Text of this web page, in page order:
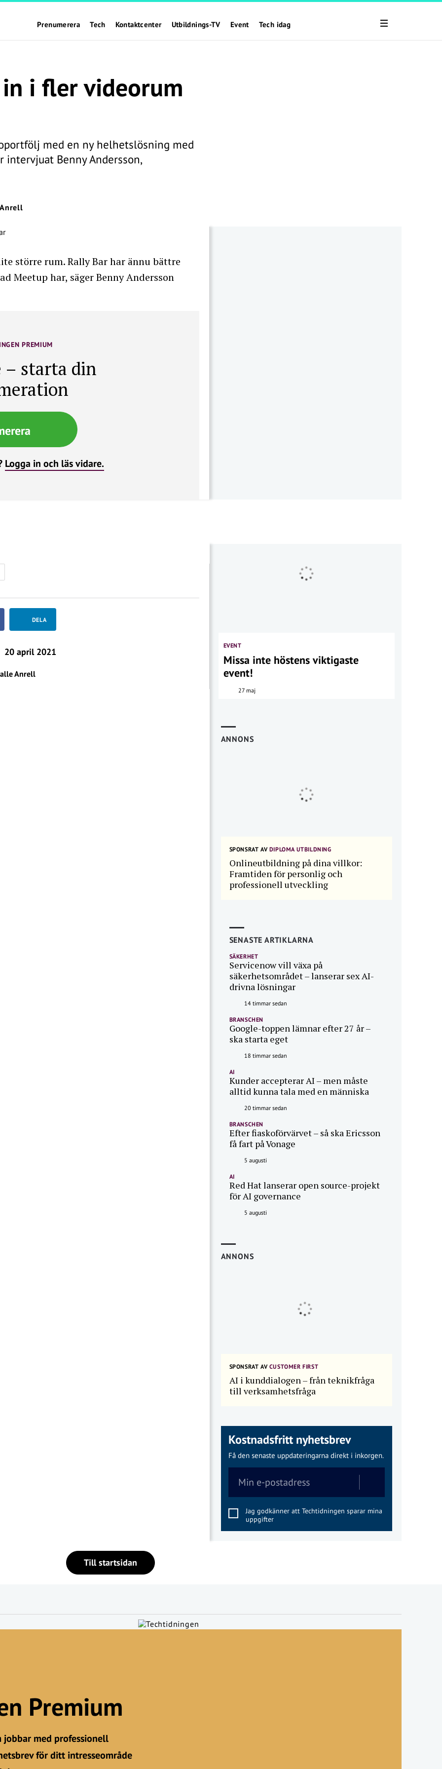
Prenumerera Tech Kontaktcenter Utbildnings-TV Event Tech idag
i fler videorum
med en ny helhetslösning med
intervjuat Benny Andersson,
större rum. Rally Bar har ännu bättre
Meetup har, säger Benny Andersson
PREMIUM
– starta din
Logga in och läs vidare.
DELA
20 april 2021
Anrell
EVENT
Missa inte höstens viktigaste
event!
27 maj
ANNONS
SPONSRAT AVDIPLOMA UTBILDNING
Onlineutbildning på dina villkor:
Framtiden för personlig och
professionell utveckling
SENASTE ARTIKLARNA
SÄKERHET
Servicenow vill växa på
säkerhetsområdet – lanserar sex AI-
drivna lösningar
14 timmar sedan
BRANSCHEN
Google-toppen lämnar efter 27 år –
ska starta eget
18 timmar sedan
AI
Kunder accepterar AI – men måste
alltid kunna tala med en människa
20 timmar sedan
BRANSCHEN
Efter fiaskoförvärvet – så ska Ericsson
få fart på Vonage
5 augusti
AI
Red Hat lanserar open source-projekt
för AI governance
5 augusti
ANNONS
SPONSRAT AVCUSTOMER FIRST
AI i kunddialogen – från teknikfråga
till verksamhetsfråga
Kostnadsfritt nyhetsbrev
Få den senaste uppdateringarna direkt i inkorgen.
Jag godkänner att Techtidningen sparar mina
uppgifter
Till startsidan
Premium
med professionell
för ditt intresseområde